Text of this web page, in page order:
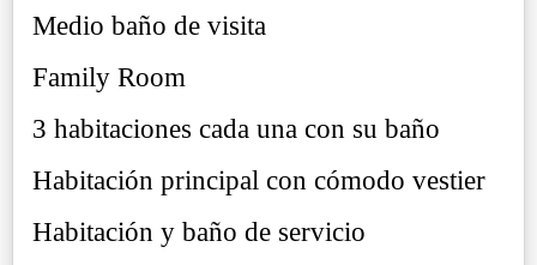
Medio baño de visita
Family Room
3 habitaciones cada una con su baño
Habitación principal con cómodo vestier
Habitación y baño de servicio